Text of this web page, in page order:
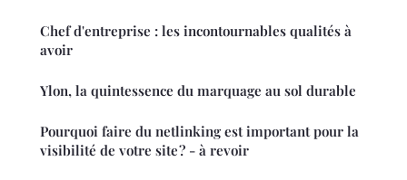
Chef d'entreprise : les incontournables qualités à
avoir
Ylon, la quintessence du marquage au sol durable
Pourquoi faire du netlinking est important pour la
visibilité de votre site ? - à revoir